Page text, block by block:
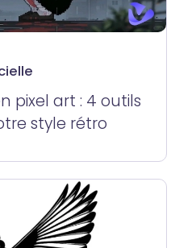
pixel art : 4 outils
style rétro